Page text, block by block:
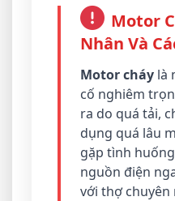
Motor
Nhân Và
Motor cháy là
cố nghiêm
ra do quá tải,
dụng quá lâu
gặp tình
nguồn điện
với thợ chuyên